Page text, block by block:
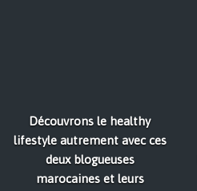
Découvrons le healthy
lifestyle autrement avec ces
deux blogueuses
marocaines et leurs